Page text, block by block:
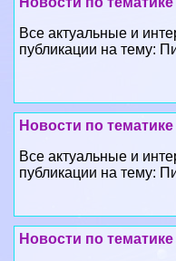
Все актуальные и
публикации на тему:
Новости по
Все актуальные и
публикации на тему:
Новости по